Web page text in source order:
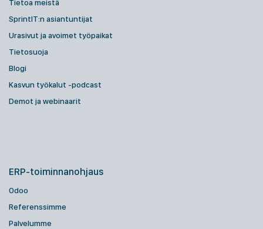
Tietoa meistä
SprintIT:n asiantuntijat
Urasivut ja avoimet työpaikat
Tietosuoja
Blogi
Kasvun työkalut -podcast
Demot ja webinaarit
ERP-toiminnanohjaus
Odoo
Referenssimme
Palvelumme